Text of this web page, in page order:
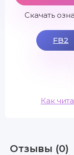
Скачать
FB2
Как
Отзывы (0)